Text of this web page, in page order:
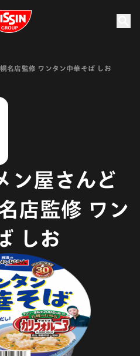
Group
名店監修 ワンタン中華そば しお
ン屋さんど
店監修 ワン
しお